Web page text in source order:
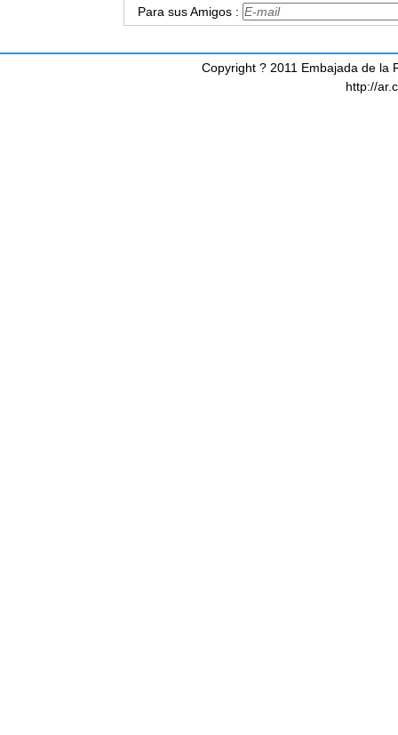
Para sus Amigos :
Copyright ? 2011 Embajada de la
http://